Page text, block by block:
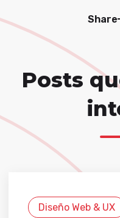
Share
Posts
Diseño Web & UX